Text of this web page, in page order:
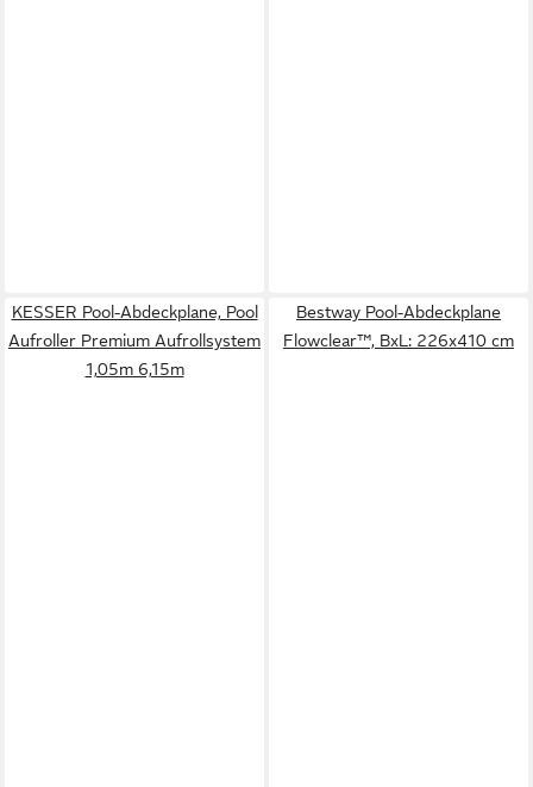
KESSER Pool-Abdeckplane, Pool
Aufroller Premium Aufrollsystem
1,05m 6,15m
Bestway Pool-Abdeckplane
Flowclear™, BxL: 226x410 cm